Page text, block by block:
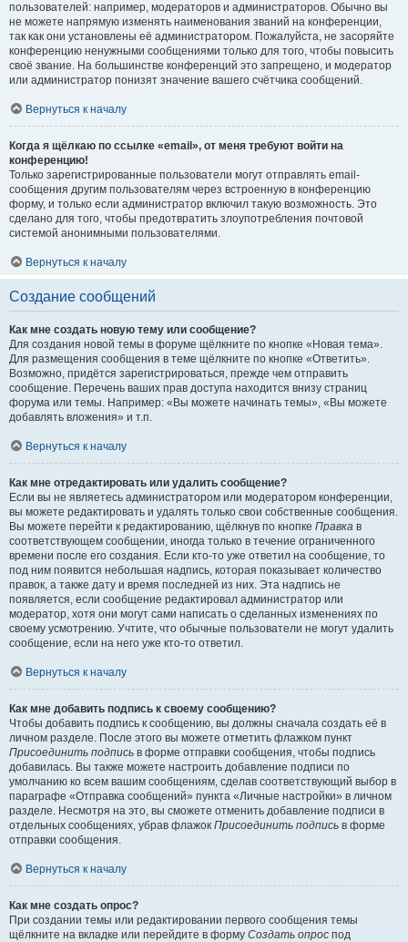
пользователей: например, модераторов и администраторов. Обычно вы
не можете напрямую изменять наименования званий на конференции,
так как они установлены её администратором. Пожалуйста, не засоряйте
конференцию ненужными сообщениями только для того, чтобы повысить
своё звание. На большинстве конференций это запрещено, и модератор
или администратор понизят значение вашего счётчика сообщений.
Вернуться к началу
Когда я щёлкаю по ссылке «email», от меня требуют войти на
конференцию!
Только зарегистрированные пользователи могут отправлять email-
сообщения другим пользователям через встроенную в конференцию
форму, и только если администратор включил такую возможность. Это
сделано для того, чтобы предотвратить злоупотребления почтовой
системой анонимными пользователями.
Вернуться к началу
Создание сообщений
Как мне создать новую тему или сообщение?
Для создания новой темы в форуме щёлкните по кнопке «Новая тема».
Для размещения сообщения в теме щёлкните по кнопке «Ответить».
Возможно, придётся зарегистрироваться, прежде чем отправить
сообщение. Перечень ваших прав доступа находится внизу страниц
форума или темы. Например: «Вы можете начинать темы», «Вы можете
добавлять вложения» и т.п.
Вернуться к началу
Как мне отредактировать или удалить сообщение?
Если вы не являетесь администратором или модератором конференции,
вы можете редактировать и удалять только свои собственные сообщения.
Вы можете перейти к редактированию, щёлкнув по кнопке Правка в
соответствующем сообщении, иногда только в течение ограниченного
времени после его создания. Если кто-то уже ответил на сообщение, то
под ним появится небольшая надпись, которая показывает количество
правок, а также дату и время последней из них. Эта надпись не
появляется, если сообщение редактировал администратор или
модератор, хотя они могут сами написать о сделанных изменениях по
своему усмотрению. Учтите, что обычные пользователи не могут удалить
сообщение, если на него уже кто-то ответил.
Вернуться к началу
Как мне добавить подпись к своему сообщению?
Чтобы добавить подпись к сообщению, вы должны сначала создать её в
личном разделе. После этого вы можете отметить флажком пункт
Присоединить подпись в форме отправки сообщения, чтобы подпись
добавилась. Вы также можете настроить добавление подписи по
умолчанию ко всем вашим сообщениям, сделав соответствующий выбор в
параграфе «Отправка сообщений» пункта «Личные настройки» в личном
разделе. Несмотря на это, вы сможете отменить добавление подписи в
отдельных сообщениях, убрав флажок Присоединить подпись в форме
отправки сообщения.
Вернуться к началу
Как мне создать опрос?
При создании темы или редактировании первого сообщения темы
щёлкните на вкладке или перейдите в форму Создать опрос под